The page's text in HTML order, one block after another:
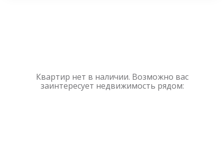
Квартир нет в наличии. Возможно вас
заинтересует недвижимость рядом: